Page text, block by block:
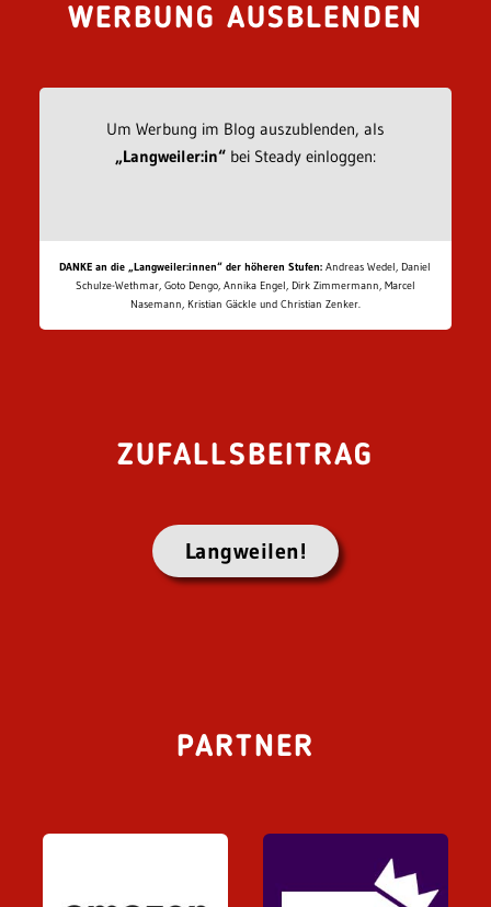
WERBUNG AUSBLENDEN
Um Werbung im Blog auszublenden, als
„Langweiler:in“bei Steady einloggen:
DANKE an die „Langweiler:innen“ der höheren Stufen: Andreas Wedel, Daniel
Schulze-Wethmar, Goto Dengo, Annika Engel, Dirk Zimmermann, Marcel
Nasemann, Kristian Gäckle und Christian Zenker.
ZUFALLSBEITRAG
Langweilen!
PARTNER